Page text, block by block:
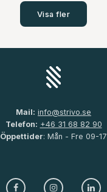
Visa fler
Mail: info@strivo.se
Telefon: +46 31 68 82 90
Öppettider: Mån - Fre 09-17